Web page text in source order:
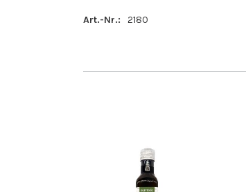
Art.-Nr.: 2180